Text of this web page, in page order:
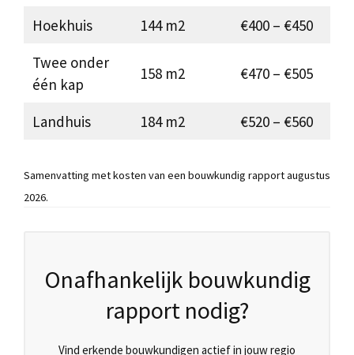
Hoekhuis
144 m2
€400 – €450
Twee onder
één kap
158 m2 €470 – €505
Landhuis 184 m2 €520 – €560
Samenvatting met kosten van een bouwkundig rapport augustus
2026.
Onafhankelijk bouwkundig
rapport nodig?
Vind erkende bouwkundigen actief in jouw regio